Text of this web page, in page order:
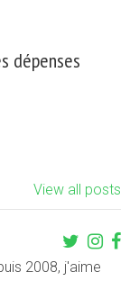
dépenses
View all posts
2008, j'aime